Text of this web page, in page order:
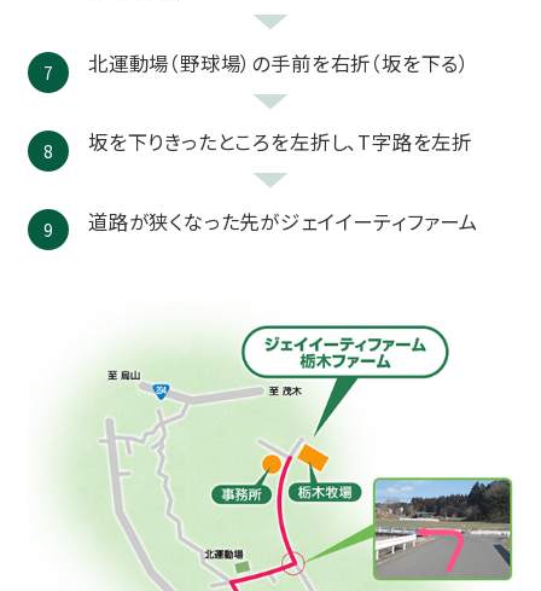
北運動場（野球場）の手前を右折（坂を下る）
坂を下りきったところを左折し、T字路を左折
道路が狭くなった先がジェイイーティファーム